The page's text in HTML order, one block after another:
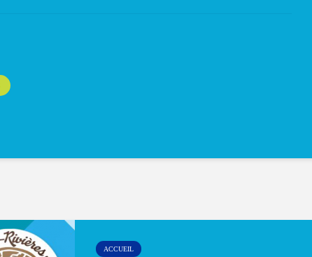
ACCUEIL